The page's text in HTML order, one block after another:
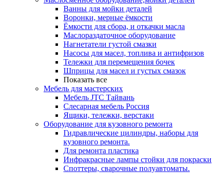
Ванны для мойки деталей
Воронки, мерные ёмкости
Ёмкости для сбора, и откачки масла
Маслораздаточное оборудование
Нагнетатели густой смазки
Насосы для масел, топлива и антифризов
Тележки для перемещения бочек
Шприцы для масел и густых смазок
Показать все
Мебель для мастерских
Мебель JTC Тайвань
Слесарная мебель Россия
Ящики, тележки, верстаки
Оборудование для кузовного ремонта
Гидравлические цилиндры, наборы для
кузовного ремонта.
Для ремонта пластика
Инфракрасные лампы стойки для покраски
Споттеры, сварочные полуавтоматы.